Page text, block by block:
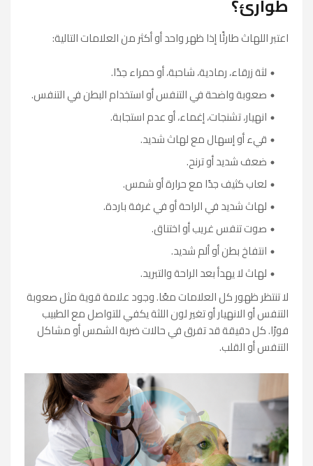
اعتبر اللهاث طارئًا إذا ظهر واحد أو أكثر من العلامات التالية:
لثة زرقاء، رمادية، شاحبة، أو حمراء جدًا.
صعوبة واضحة في التنفس أو استخدام البطن في التنفس.
انهيار، تشنجات، إغماء، أو عدم استجابة.
قيء أو إسهال مع لهاث شديد.
ضعف شديد أو ترنح.
لعاب كثيف جدًا مع حرارة أو شمس.
لهاث شديد في الراحة أو في غرفة باردة.
صوت تنفس غريب أو اختناق.
انتفاخ بطن أو ألم شديد.
لهاث لا يهدأ بعد الراحة والتبريد.
لا تنتظر ظهور كل العلامات معًا. وجود علامة قوية مثل صعوبة
التنفس أو الانهيار أو تغير لون اللثة يكفي للتواصل مع الطبيب
فورًا. كل دقيقة قد تفرق في حالات ضربة الشمس أو مشاكل
التنفس أو القلب.